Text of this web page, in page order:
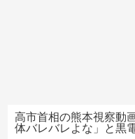
高市首相の熊本視察動
体バレバレよな」と黒